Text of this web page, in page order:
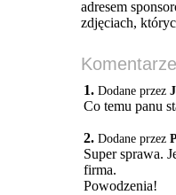
adresem
zdjęciach,
1. Dodane przez
Co temu panu
2. Dodane przez
Super sprawa.
firma.
Powodzenia!